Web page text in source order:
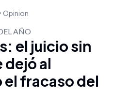
Opinion
AÑO
el juicio sin
dejó al
fracaso del